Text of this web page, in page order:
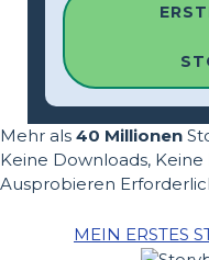
Mehr als 40 Millionen
Keine Downloads,
Ausprobieren
MEIN ERSTES